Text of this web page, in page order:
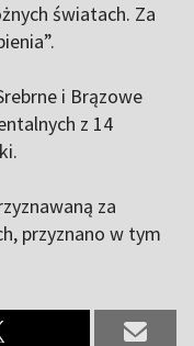
światach. Za
i Brązowe
z 14
za
przyznano w tym